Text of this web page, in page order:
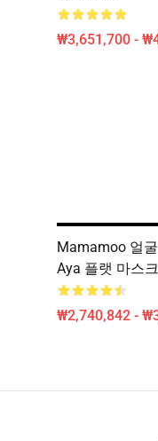
₩3,651,700 -
Mamamoo 얼
Aya 플랫 마스
₩2,740,842 -